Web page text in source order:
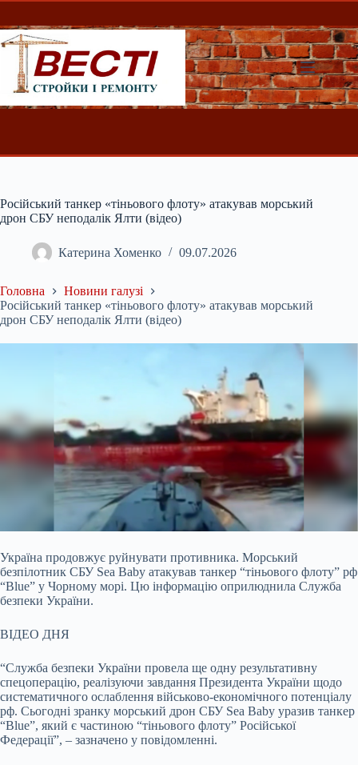
Перейти
вмісту
Російський танкер «тіньового флоту» атакував морський
дрон СБУ неподалік Ялти (відео)
Катерина Хоменко 09.07.2026
Головна
Новини галузі
Російський танкер «тіньового флоту» атакував морський
дрон СБУ неподалік Ялти (відео)
Україна продовжує руйнувати противника. Морський
безпілотник СБУ Sea Baby атакував танкер “тіньового флоту” рф
“Blue” у Чорному морі. Цю інформацію оприлюднила Служба
безпеки України.
ВІДЕО ДНЯ
“Служба безпеки України провела ще одну результативну
спецоперацію, реалізуючи завдання Президента України щодо
систематичного ослаблення військово-економічного потенціалу
рф. Сьогодні зранку морський дрон СБУ Sea Baby уразив танкер
“Blue”, який є частиною “тіньового флоту” Російської
Федерації”, – зазначено у повідомленні.